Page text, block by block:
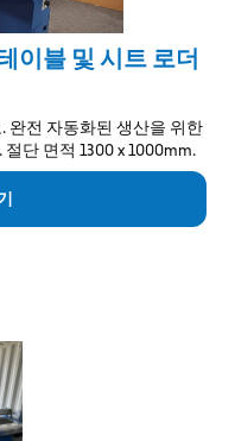
이블 및 시트 로더
. 완전 자동화된 생산을 위한
단 면적 1300 x 1000mm.